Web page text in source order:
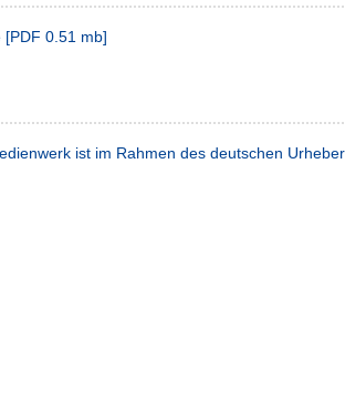
[PDF 0.51 mb]
ist im Rahmen des deutschen